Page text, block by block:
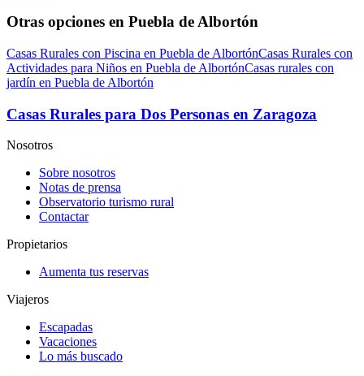
Otras opciones en Puebla de Albortón
Casas Rurales con Piscina en Puebla de AlbortónCasas Rurales con
Actividades para Niños en Puebla de AlbortónCasas rurales con
jardín en Puebla de Albortón
Casas Rurales para Dos Personas en Zaragoza
Nosotros
Sobre nosotros
Notas de prensa
Observatorio turismo rural
Contactar
Propietarios
Aumenta tus reservas
Viajeros
Escapadas
Vacaciones
Lo más buscado